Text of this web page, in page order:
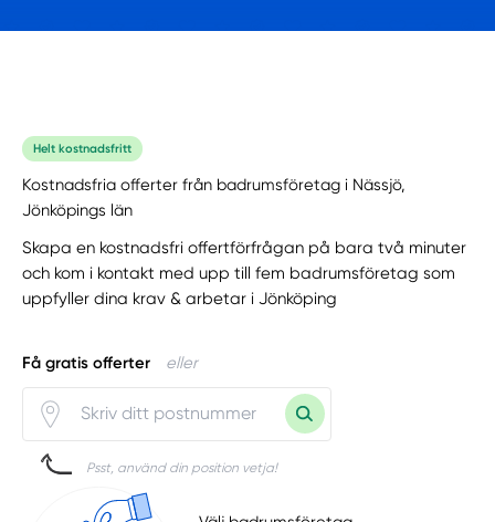
Helt kostnadsfritt
Kostnadsfria offerter från badrumsföretag i Nässjö,
Jönköpings län
Skapa en kostnadsfri offertförfrågan på bara två minuter
och kom i kontakt med upp till fem badrumsföretag som
uppfyller dina krav & arbetar i Jönköping
Få gratis offerter eller
Psst, använd din position vetja!